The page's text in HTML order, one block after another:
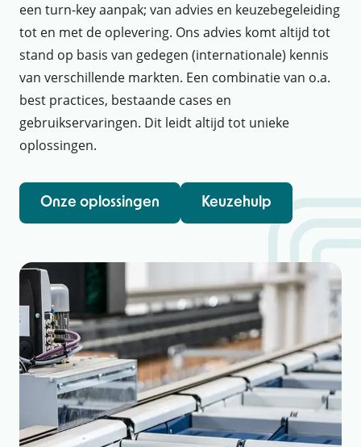
een turn-key aanpak; van advies en keuzebegeleiding
tot en met de oplevering. Ons advies komt altijd tot
stand op basis van gedegen (internationale) kennis
van verschillende markten. Een combinatie van o.a.
best practices, bestaande cases en
gebruikservaringen. Dit leidt altijd tot unieke
oplossingen.
Onze oplossingen Keuzehulp